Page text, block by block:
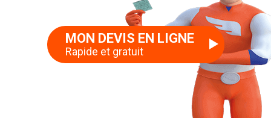
MON DEVIS EN LIGNE
Rapide et gratuit